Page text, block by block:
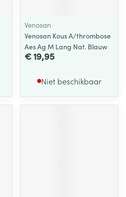
Venosan
Venosan Kous A/thrombose
Aes Ag M Lang Nat. Blauw
€ 19,95
Niet beschikbaar